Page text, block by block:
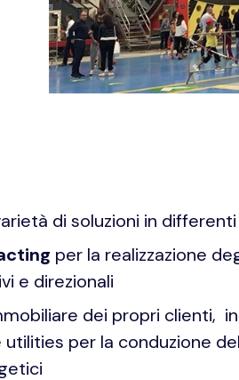
di soluzioni in
per la realizzazione
e direzionali
dei propri clienti,
utilities per la conduzione